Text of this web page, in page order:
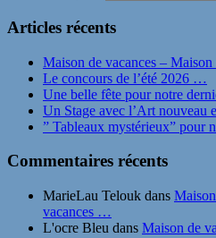
Articles récents
Maison de vacances –
Le concours de l’été 2026 …
Une belle fête pour notre
Un Stage avec l’Art nouveau
” Tableaux mystérieux” pour
Commentaires récents
MarieLau Telouk dans
vacances …
L'ocre Bleu dans Maison de